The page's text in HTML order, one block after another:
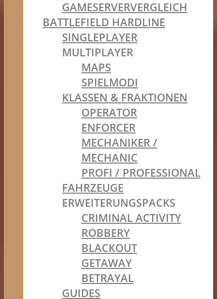
GAMESERVERVERGLEICH
BATTLEFIELD HARDLINE
SINGLEPLAYER
MULTIPLAYER
MAPS
SPIELMODI
KLASSEN & FRAKTIONEN
OPERATOR
ENFORCER
MECHANIKER /
MECHANIC
PROFI / PROFESSIONAL
FAHRZEUGE
ERWEITERUNGSPACKS
CRIMINAL ACTIVITY
ROBBERY
BLACKOUT
GETAWAY
BETRAYAL
GUIDES